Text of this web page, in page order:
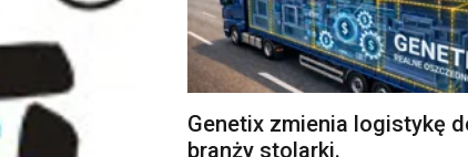
Genetix zmienia logistykę
branży stolarki.